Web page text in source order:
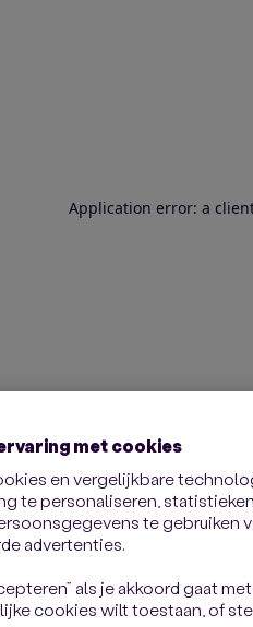
Application error: a
met cookies
en vergelijkbare
te personaliseren,
te gebruiken
advertenties.
als je akkoord gaat
cookies wilt toestaan, of